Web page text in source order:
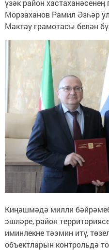
үзәк район
Морзаханов Рамил Әзһәр
Мактау грамотасы белән
Киңәшмәдә милли
эшләре, район
иминлекне тәэмин итү,
объектларын контрольдә